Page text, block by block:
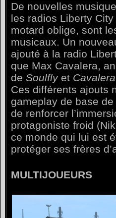
De nouvelles
les radios Liberty
motard oblige, sont
musicaux. Un
ajouté à la radio
que Max Cavalera,
de Soulflyet
Ces différents ajouts
gameplay de base de
de renforcer
protagoniste froid
ce monde qui lui est
protéger ses frères
MULTIJOUEURS